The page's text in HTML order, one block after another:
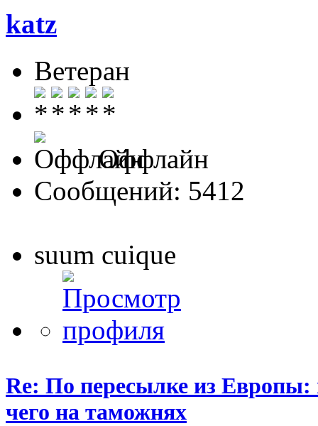
katz
Ветеран
Оффлайн
Сообщений: 5412
suum cuique
Re: По пересылке из Европы:
чего на таможнях